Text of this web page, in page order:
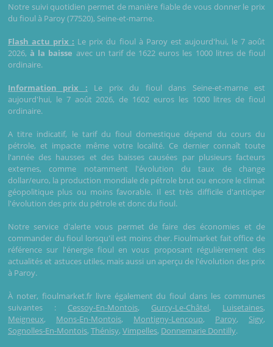
Notre suivi quotidien permet de manière fiable de vous donner le prix
du fioul à Paroy (77520), Seine-et-marne.
Flash actu prix : Le prix du fioul à Paroy est aujourd'hui, le 7 août
2026,à la baisse avec un tarif de 1622 euros les 1000 litres de fioul
ordinaire.
Information prix : Le prix du fioul dans Seine-et-marne est
aujourd'hui, le 7 août 2026, de 1602 euros les 1000 litres de fioul
ordinaire.
A titre indicatif, le tarif du fioul domestique dépend du cours du
pétrole, et impacte même votre localité. Ce dernier connaît toute
l'année des hausses et des baisses causées par plusieurs facteurs
externes, comme notamment l'évolution du taux de change
dollar/euro, la production mondiale de pétrole brut ou encore le climat
géopolitique plus ou moins favorable. Il est très difficile d'anticiper
l'évolution des prix du pétrole et donc du fioul.
Notre service d'alerte vous permet de faire des économies et de
commander du fioul lorsqu'il est moins cher. Fioulmarket fait office de
référence sur l'énergie fioul en vous proposant régulièrement des
actualités et astuces utiles, mais aussi un aperçu de l'évolution des prix
à Paroy.
À noter, fioulmarket.fr livre également du fioul dans les communes
suivantes : Cessoy-En-Montois, Gurcy-Le-Châtel, Luisetaines,
Meigneux, Mons-En-Montois, Montigny-Lencoup, Paroy, Sigy,
Sognolles-En-Montois, Thénisy, Vimpelles, Donnemarie Dontilly.